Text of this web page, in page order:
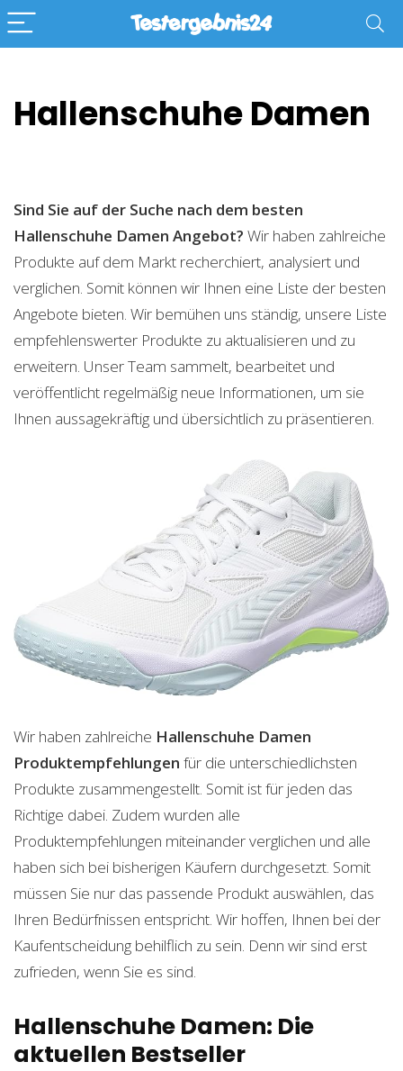
Hallenschuhe Damen
Sind Sie auf der Suche nach dem besten
Hallenschuhe Damen Angebot? Wir haben zahlreiche
Produkte auf dem Markt recherchiert, analysiert und
verglichen. Somit können wir Ihnen eine Liste der besten
Angebote bieten. Wir bemühen uns ständig, unsere Liste
empfehlenswerter Produkte zu aktualisieren und zu
erweitern. Unser Team sammelt, bearbeitet und
veröffentlicht regelmäßig neue Informationen, um sie
Ihnen aussagekräftig und übersichtlich zu präsentieren.
Wir haben zahlreiche Hallenschuhe Damen
Produktempfehlungen für die unterschiedlichsten
Produkte zusammengestellt. Somit ist für jeden das
Richtige dabei. Zudem wurden alle
Produktempfehlungen miteinander verglichen und alle
haben sich bei bisherigen Käufern durchgesetzt. Somit
müssen Sie nur das passende Produkt auswählen, das
Ihren Bedürfnissen entspricht. Wir hoffen, Ihnen bei der
Kaufentscheidung behilflich zu sein. Denn wir sind erst
zufrieden, wenn Sie es sind.
Hallenschuhe Damen: Die
aktuellen Bestseller